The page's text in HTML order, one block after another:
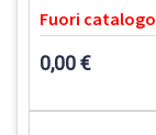
Fuori catalogo
0,00 €